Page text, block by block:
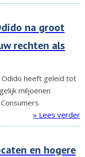
na groot
rechten als
heeft geleid tot
miljoenen
» Lees verder
en hogere